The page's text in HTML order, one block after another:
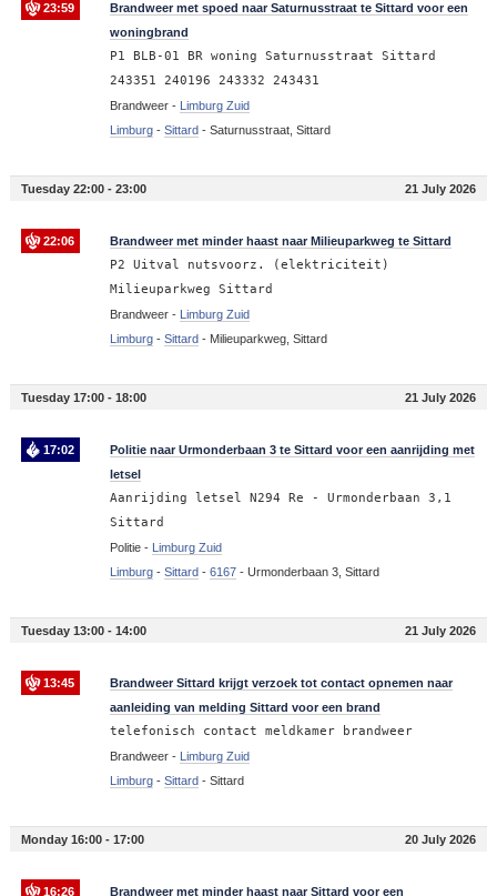
23:59
Brandweer met spoed naar Saturnusstraat te Sittard voor een
woningbrand
P1 BLB-01 BR woning Saturnusstraat Sittard
243351 240196 243332 243431
Brandweer - Limburg Zuid
Limburg- Sittard- Saturnusstraat, Sittard
Tuesday 22:00 - 23:00 21 July 2026
22:06 Brandweer met minder haast naar Milieuparkweg te Sittard
P2 Uitval nutsvoorz. (elektriciteit)
Milieuparkweg Sittard
Brandweer - Limburg Zuid
Limburg- Sittard- Milieuparkweg, Sittard
Tuesday 17:00 - 18:00 21 July 2026
17:02
Politie naar Urmonderbaan 3 te Sittard voor een aanrijding met
letsel
Aanrijding letsel N294 Re - Urmonderbaan 3,1
Sittard
Politie - Limburg Zuid
Limburg- Sittard- 6167- Urmonderbaan 3, Sittard
Tuesday 13:00 - 14:00 21 July 2026
13:45
Brandweer Sittard krijgt verzoek tot contact opnemen naar
aanleiding van melding Sittard voor een brand
telefonisch contact meldkamer brandweer
Brandweer - Limburg Zuid
Limburg- Sittard- Sittard
Monday 16:00 - 17:00 20 July 2026
16:26
Brandweer met minder haast naar Sittard voor een